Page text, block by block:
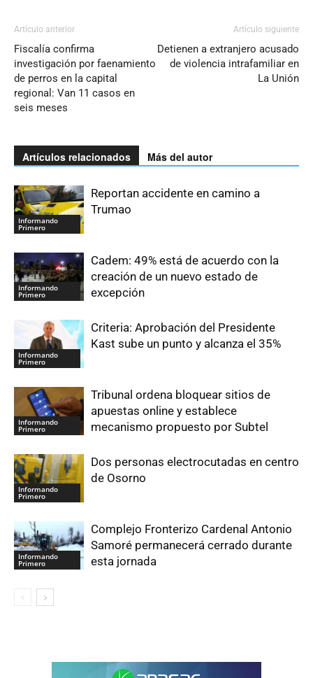
Artículo anterior
Fiscalía confirma
investigación por faenamiento
de perros en la capital
regional: Van 11 casos en
seis meses
Artículo siguiente
Detienen a extranjero acusado
de violencia intrafamiliar en
La Unión
Artículos relacionados Más del autor
Informando
Primero
Reportan accidente en camino a
Trumao
Informando
Primero
Cadem: 49% está de acuerdo con la
creación de un nuevo estado de
excepción
Informando
Primero
Criteria: Aprobación del Presidente
Kast sube un punto y alcanza el 35%
Informando
Primero
Tribunal ordena bloquear sitios de
apuestas online y establece
mecanismo propuesto por Subtel
Informando
Primero
Dos personas electrocutadas en centro
de Osorno
Informando
Primero
Complejo Fronterizo Cardenal Antonio
Samoré permanecerá cerrado durante
esta jornada